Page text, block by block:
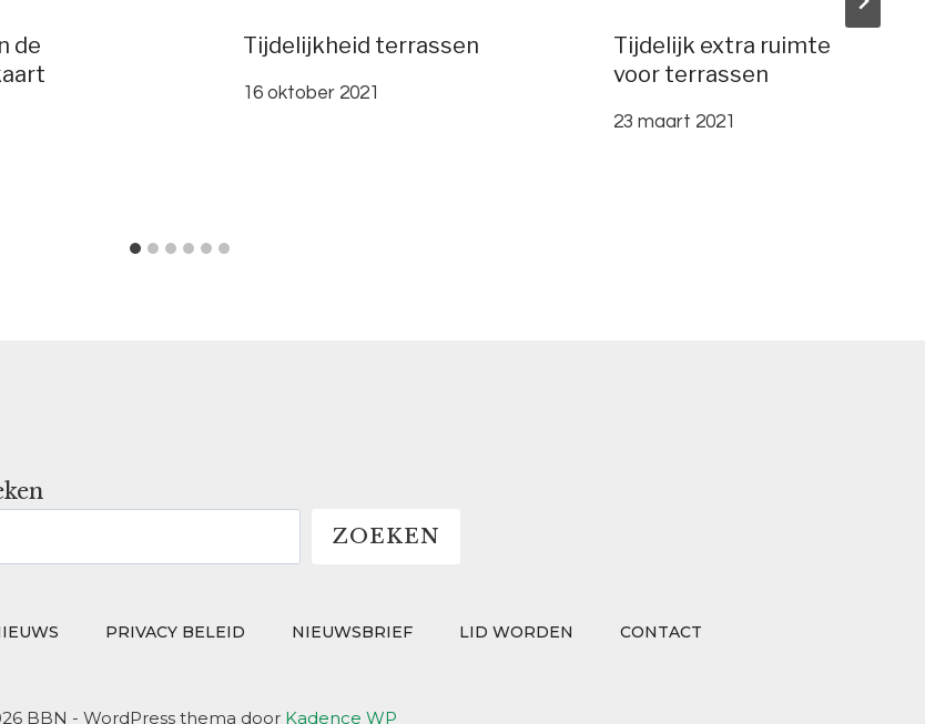
de
Tijdelijkheid terrassen
16 oktober 2021
Tijdelijk extra ruimte
voor terrassen
23 maart 2021
ZOEKEN
PRIVACY BELEID NIEUWSBRIEF LID WORDEN CONTACT
BBN - WordPress thema door Kadence WP